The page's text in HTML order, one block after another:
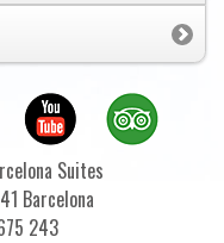
Suites
Barcelona
243